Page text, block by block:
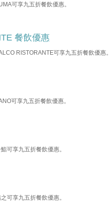
可享九五折餐飲優惠。
餐飲優惠
RISTORANTE可享九五折餐飲優惠。
可享九五折餐飲優惠。
可享九五折餐飲優惠。
可享九五折餐飲優惠。